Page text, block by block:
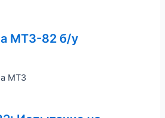
МТЗ-82 б/у
МТЗ